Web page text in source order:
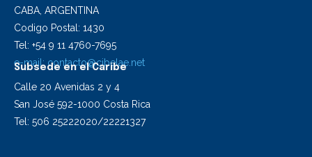
CABA, ARGENTINA
Codigo Postal: 1430
Tel: +54 9 11 4760-7695
e-mail: contacto@cibelae.net
Subsede en el Caribe
Calle 20 Avenidas 2 y 4
San José 592-1000 Costa Rica
Tel: 506 25222020/22221327